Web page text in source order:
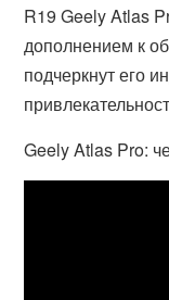
R19 Geely Atlas
дополнением к
подчеркнут его
Geely Atlas Pro: